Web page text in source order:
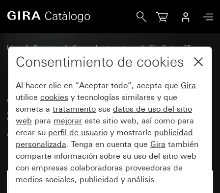
Inicio Productos Gamas de interruptores
Gira System 55
Tecnología de la comunicación y tecnología de redes
Cubierta con salida oblicua de
30° y campo de rotulación para
anillo de fijación conector
modular de 2 elementos
Consentimiento de cookies
Al hacer clic en “Aceptar todo”, acepta que Gira
utilice cookies y tecnologías similares y que
someta a tratamiento sus datos de uso del sitio
web para mejorar este sitio web, así como para
crear su perfil de usuario y mostrarle publicidad
personalizada. Tenga en cuenta que Gira también
comparte información sobre su uso del sitio web
con empresas colaboradoras proveedoras de
medios sociales, publicidad y análisis.